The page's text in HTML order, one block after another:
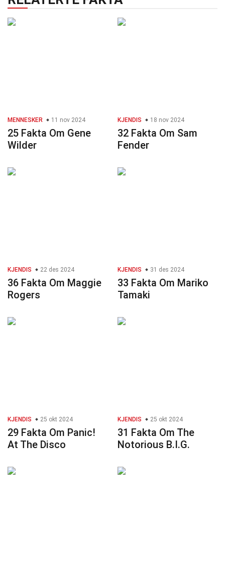
MENNESKER 11 nov 2024
25 Fakta Om Gene
Wilder
KJENDIS 18 nov 2024
32 Fakta Om Sam
Fender
KJENDIS 22 des 2024
36 Fakta Om Maggie
Rogers
KJENDIS 31 des 2024
33 Fakta Om Mariko
Tamaki
KJENDIS 25 okt 2024
29 Fakta Om Panic!
At The Disco
KJENDIS 25 okt 2024
31 Fakta Om The
Notorious B.I.G.